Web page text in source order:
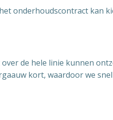
onderhoudscontract kan
de hele linie kunnen
kort, waardoor we